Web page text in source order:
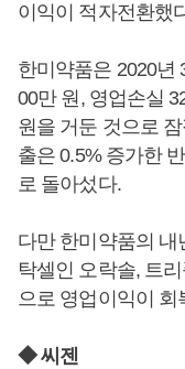
이익이 적자전환했
한미약품은 2020년
00만 원, 영업손실
원을 거둔 것으로
출은 0.5% 증가한
로 돌아섰다.
다만 한미약품의 내
탁셀인 오락솔, 트
으로 영업이익이 회
◆ 씨젠